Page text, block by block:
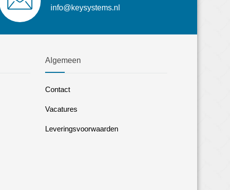
info@keysystems.nl
Algemeen
Contact
Vacatures
Leveringsvoorwaarden